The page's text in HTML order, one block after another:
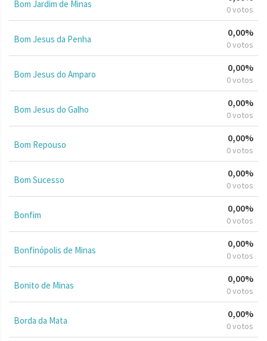
Bom Jardim de Minas 0 votos
Bom Jesus da Penha
0,00%
0 votos
Bom Jesus do Amparo
0,00%
0 votos
Bom Jesus do Galho
0,00%
0 votos
Bom Repouso
0,00%
0 votos
Bom Sucesso
0,00%
0 votos
Bonfim
0,00%
0 votos
Bonfinópolis de Minas
0,00%
0 votos
Bonito de Minas
0,00%
0 votos
Borda da Mata
0,00%
0 votos